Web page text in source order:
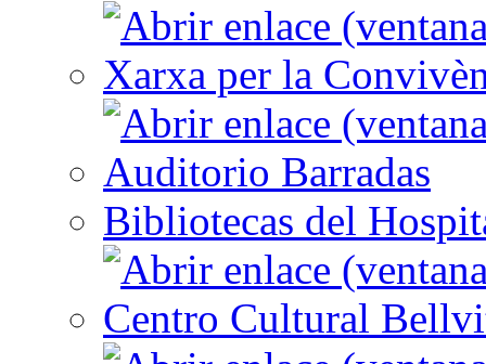
Xarxa per la
Auditorio Barradas
Bibliotecas del
Centro Cultural